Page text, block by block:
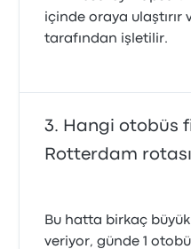
içinde oraya ulaştırır
tarafından işletilir.
Hangi otobüs
Rotterdam
Bu hatta birkaç
veriyor, günde 1